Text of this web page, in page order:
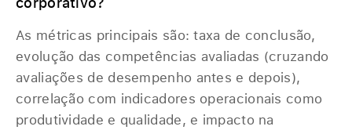
As métricas principais são: taxa de conclusão,
evolução das competências avaliadas (cruzando
avaliações de desempenho antes e depois),
correlação com indicadores operacionais como
produtividade e qualidade, e impacto na